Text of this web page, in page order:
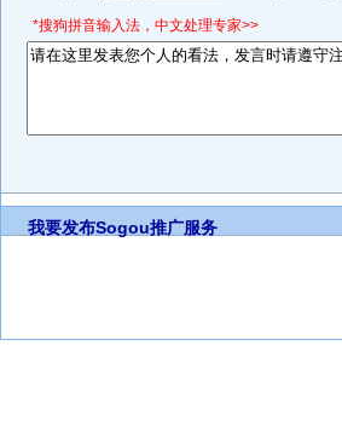
*搜狗拼音输入法，中文处理专家>>
我要发布Sogou推广服务